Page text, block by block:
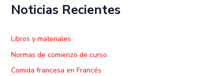
Noticias Recientes
Libros y materiales
Normas de comienzo de curso
Comida francesa en Francés